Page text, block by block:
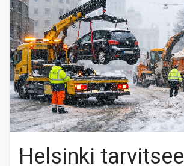
Helsinki tarvitsee